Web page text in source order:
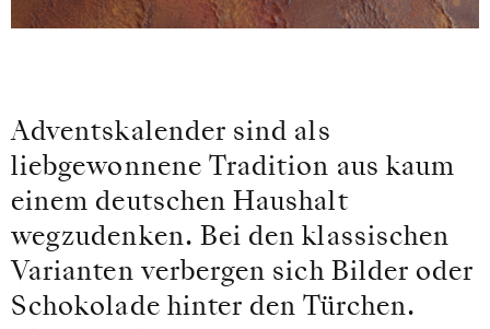
Adventskalender sind als
liebgewonnene Tradition aus kaum
einem deutschen Haushalt
wegzudenken. Bei den klassischen
Varianten verbergen sich Bilder oder
Schokolade hinter den Türchen.